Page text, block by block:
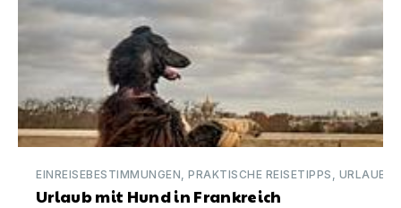
EINREISEBESTIMMUNGEN, PRAKTISCHE REISETIPPS,
Urlaub mit Hund in Frankreich